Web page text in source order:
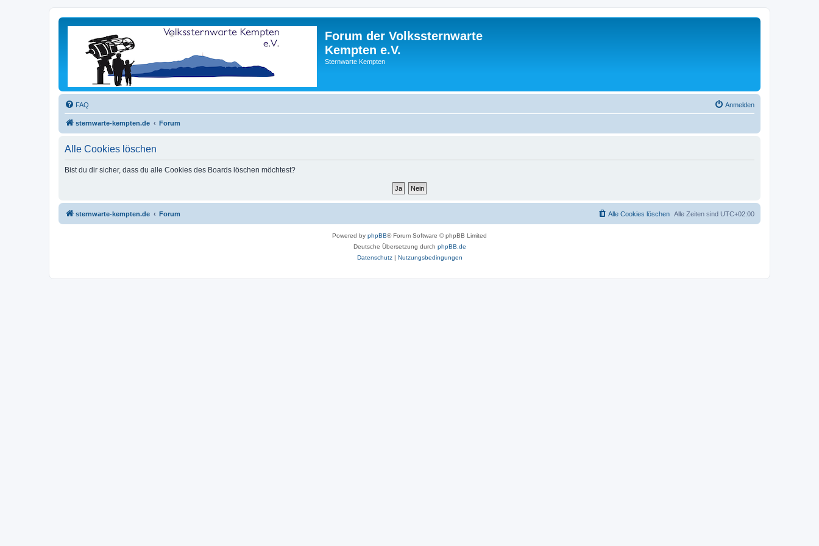
Forum der Volkssternwarte
Kempten e.V.
Sternwarte Kempten
FAQ Anmelden
sternwarte-kempten.de Forum
Alle Cookies löschen
Bist du dir sicher, dass du alle Cookies des Boards löschen möchtest?
sternwarte-kempten.de Forum Alle Zeiten sind UTC+02:00
Alle Cookies löschen
Powered by phpBB® Forum Software © phpBB Limited
Deutsche Übersetzung durch phpBB.de
Datenschutz| Nutzungsbedingungen